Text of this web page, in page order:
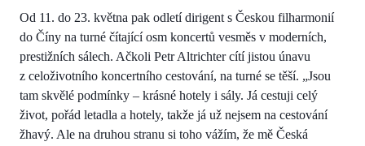
Od 11. do 23. května pak odletí dirigent s Českou filharmonií
do Číny na turné čítající osm koncertů vesměs v moderních,
prestižních sálech. Ačkoli Petr Altrichter cítí jistou únavu
z celoživotního koncertního cestování, na turné se těší. „Jsou
tam skvělé podmínky – krásné hotely i sály. Já cestuji celý
život, pořád letadla a hotely, takže já už nejsem na cestování
žhavý. Ale na druhou stranu si toho vážím, že mě Česká